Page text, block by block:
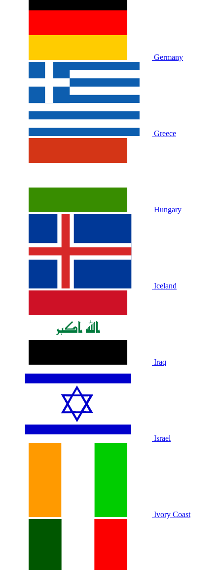
Germany
Greece
Hungary
Iceland
Iraq
Israel
Ivory Coast